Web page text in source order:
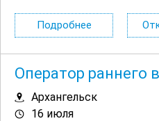
Удалённую работу и гибкий
выходными и
Подробнее
Оператор раннего
Архангельск
16 июля